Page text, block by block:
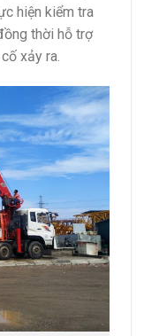
hiện kiểm tra
thời hỗ trợ
xảy ra.